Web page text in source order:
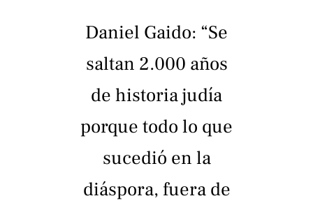
Daniel Gaido: “Se
saltan 2.000 años
de historia judía
porque todo lo que
sucedió en la
diáspora, fuera de